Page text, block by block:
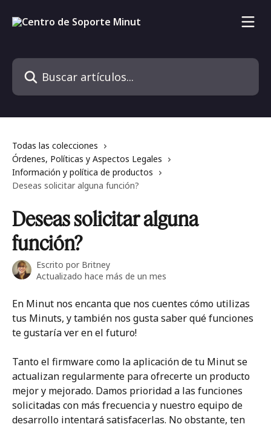
Buscar artículos...
Todas las colecciones
Órdenes, Políticas y Aspectos Legales
Información y política de productos
Deseas solicitar alguna función?
Deseas solicitar alguna
función?
Escrito por Britney
Actualizado hace más de un mes
En Minut nos encanta que nos cuentes cómo utilizas
tus Minuts, y también nos gusta saber qué funciones
te gustaría ver en el futuro!
Tanto el firmware como la aplicación de tu Minut se
actualizan regularmente para ofrecerte un producto
mejor y mejorado. Damos prioridad a las funciones
solicitadas con más frecuencia y nuestro equipo de
desarrollo intentará satisfacerlas. No obstante, ten